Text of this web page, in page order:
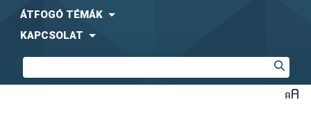
ÁTFOGÓ TÉMÁK
KAPCSOLAT